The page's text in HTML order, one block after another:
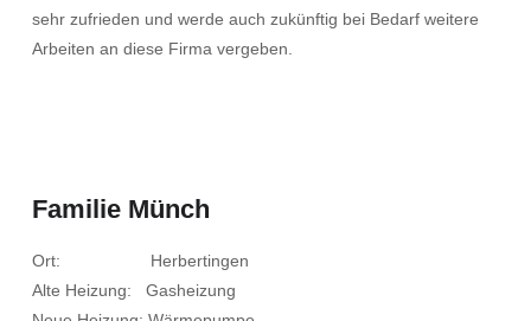
sehr zufrieden und werde auch zukünftig bei Bedarf weitere
Arbeiten an diese Firma vergeben.
Familie Münch
Ort: Herbertingen
Alte Heizung: Gasheizung